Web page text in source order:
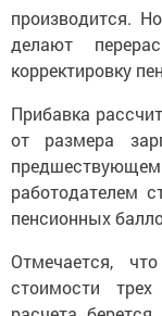
производится.
делают
корректировку
Прибавка
от размера
работодателем
пенсионных
Отмечается,
стоимости